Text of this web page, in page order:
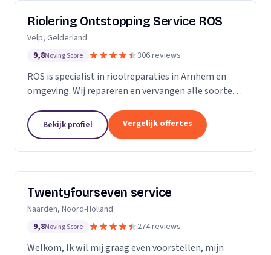
Riolering Ontstopping Service ROS
Velp, Gelderland
9,8Moving Score 306 reviews
ROS is specialist in rioolreparaties in Arnhem en
omgeving. Wij repareren en vervangen alle soorten
rioolherstel maken we gebruik van hoogwaardige...
Bekijk profiel Vergelijk offertes
Twentyfourseven service
Naarden, Noord-Holland
9,8Moving Score 274 reviews
Welkom, Ik wil mij graag even voorstellen, mijn